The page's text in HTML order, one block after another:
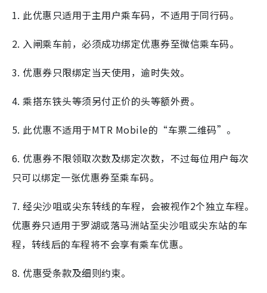
1. 此优惠只适用于主用户乘车码，不适用于同行码。
2. 入闸乘车前，必须成功绑定优惠券至微信乘车码。
3. 优惠券只限绑定当天使用，逾时失效。
4. 乘搭东铁头等须另付正价的头等额外费。
5. 此优惠不适用于MTR Mobile的“车票二维码”。
6. 优惠券不限领取次数及绑定次数，不过每位用户每次
只可以绑定一张优惠券至乘车码。
7. 经尖沙咀或尖东转线的车程，会被视作2个独立车程。
优惠券只适用于罗湖或落马洲站至尖沙咀或尖东站的车
程，转线后的车程将不会享有乘车优惠。
8. 优惠受条款及细则约束。